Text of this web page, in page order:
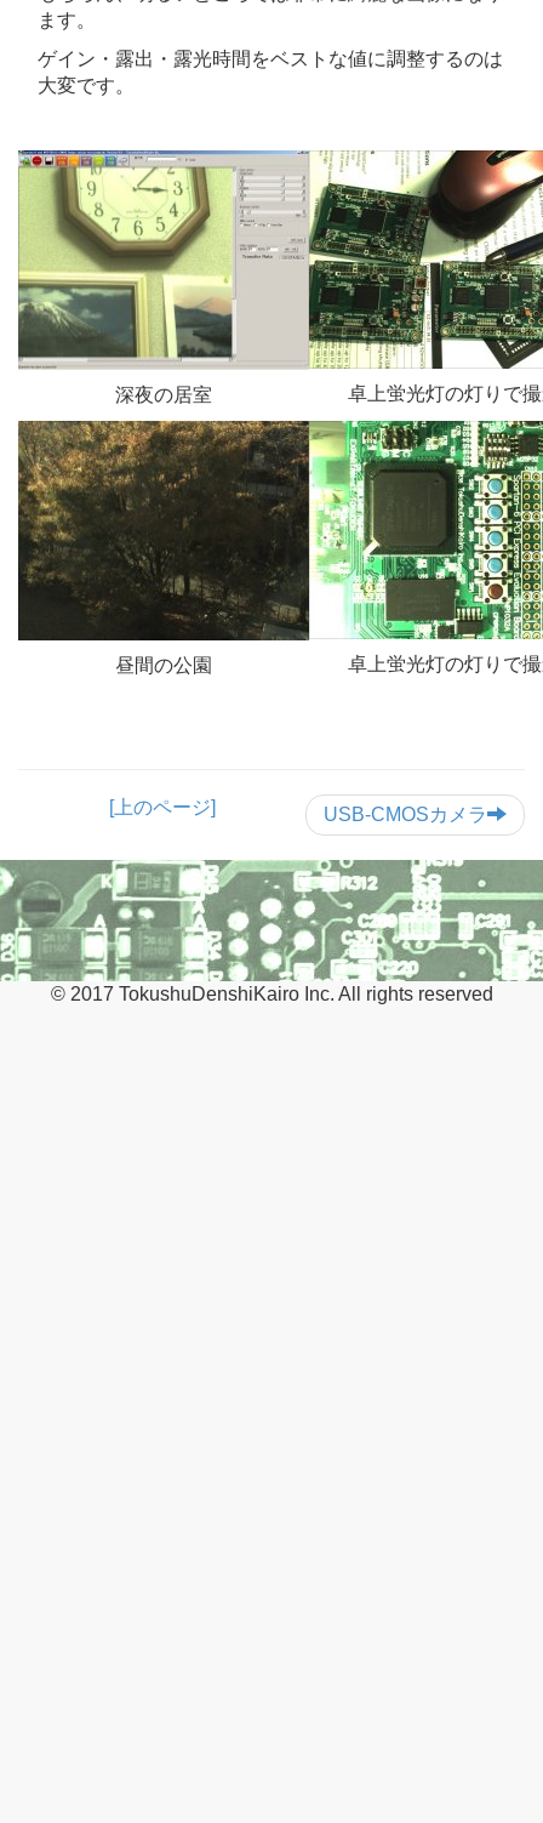
ます。
ゲイン・露出・露光時間をベストな値に調整するのは
大変です。
深夜の居室 卓上蛍光灯の灯りで
昼間の公園 卓上蛍光灯の灯りで
USB-CMOSカメラ
[上のページ]
© 2017 TokushuDenshiKairo Inc. All rights reserved